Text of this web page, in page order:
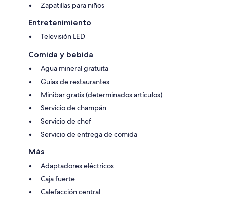
Zapatillas para niños
Entretenimiento
Televisión LED
Comida y bebida
Agua mineral gratuita
Guías de restaurantes
Minibar gratis (determinados artículos)
Servicio de champán
Servicio de chef
Servicio de entrega de comida
Más
Adaptadores eléctricos
Caja fuerte
Calefacción central